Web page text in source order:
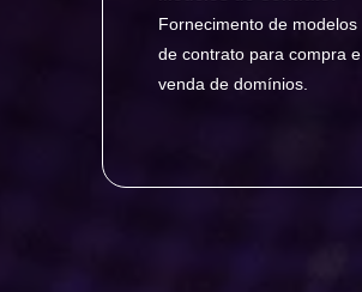
Fornecimento de modelos
de contrato para compra e
venda de domínios.